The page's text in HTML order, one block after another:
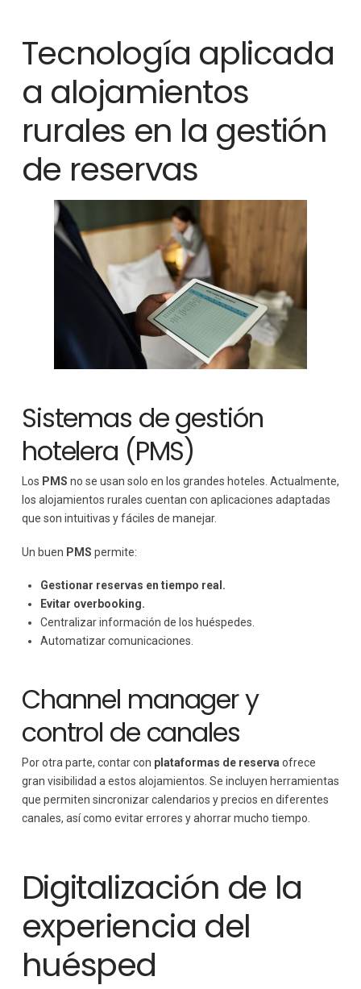
Tecnología aplicada
a alojamientos
rurales en la gestión
de reservas
Sistemas de gestión
hotelera (PMS)
Los PMS no se usan solo en los grandes hoteles. Actualmente,
los alojamientos rurales cuentan con aplicaciones adaptadas
que son intuitivas y fáciles de manejar.
Un buen PMS permite:
Gestionar reservas en tiempo real.
Evitar overbooking.
Centralizar información de los huéspedes.
Automatizar comunicaciones.
Channel manager y
control de canales
Por otra parte, contar con plataformas de reserva ofrece
gran visibilidad a estos alojamientos. Se incluyen herramientas
que permiten sincronizar calendarios y precios en diferentes
canales, así como evitar errores y ahorrar mucho tiempo.
Digitalización de la
experiencia del
huésped